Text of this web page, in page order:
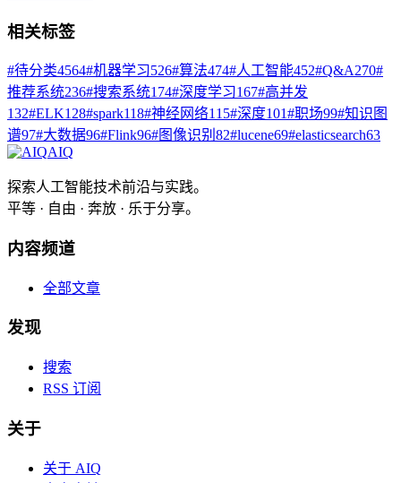
相关标签
#待分类4564#机器学习526#算法474#人工智能452#Q&A270#
推荐系统236#搜索系统174#深度学习167#高并发
132#ELK128#spark118#神经网络115#深度101#职场99#知识图
谱97#大数据96#Flink96#图像识别 82#lucene69#elasticsearch63
AIQ
探索人工智能技术前沿与实践。
平等 · 自由 · 奔放 · 乐于分享。
内容频道
全部文章
发现
搜索
RSS 订阅
关于
关于 AIQ